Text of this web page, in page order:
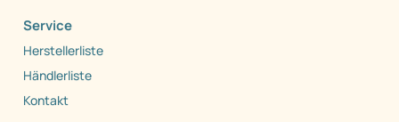
Service
Herstellerliste
Händlerliste
Kontakt